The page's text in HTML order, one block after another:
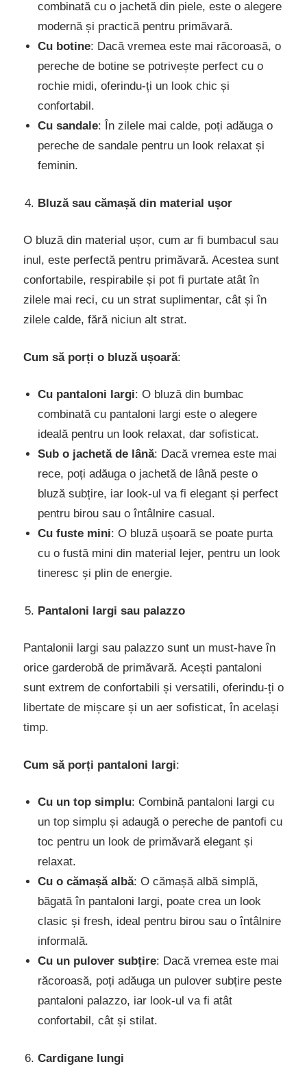
combinată cu o jachetă din piele, este o alegere
modernă și practică pentru primăvară.
Cu botine: Dacă vremea este mai răcoroasă, o
pereche de botine se potrivește perfect cu o
rochie midi, oferindu-ți un look chic și
confortabil.
Cu sandale: În zilele mai calde, poți adăuga o
pereche de sandale pentru un look relaxat și
feminin.
Bluză sau cămașă din material ușor
O bluză din material ușor, cum ar fi bumbacul sau
inul, este perfectă pentru primăvară. Acestea sunt
confortabile, respirabile și pot fi purtate atât în
zilele mai reci, cu un strat suplimentar, cât și în
zilele calde, fără niciun alt strat.
Cum să porți o bluză ușoară:
Cu pantaloni largi: O bluză din bumbac
combinată cu pantaloni largi este o alegere
ideală pentru un look relaxat, dar sofisticat.
Sub o jachetă de lână: Dacă vremea este mai
rece, poți adăuga o jachetă de lână peste o
bluză subțire, iar look-ul va fi elegant și perfect
pentru birou sau o întâlnire casual.
Cu fuste mini: O bluză ușoară se poate purta
cu o fustă mini din material lejer, pentru un look
tineresc și plin de energie.
Pantaloni largi sau palazzo
Pantalonii largi sau palazzo sunt un must-have în
orice garderobă de primăvară. Acești pantaloni
sunt extrem de confortabili și versatili, oferindu-ți o
libertate de mișcare și un aer sofisticat, în același
timp.
Cum să porți pantaloni largi:
Cu un top simplu: Combină pantaloni largi cu
un top simplu și adaugă o pereche de pantofi cu
toc pentru un look de primăvară elegant și
relaxat.
Cu o cămașă albă: O cămașă albă simplă,
băgată în pantaloni largi, poate crea un look
clasic și fresh, ideal pentru birou sau o întâlnire
informală.
Cu un pulover subțire: Dacă vremea este mai
răcoroasă, poți adăuga un pulover subțire peste
pantaloni palazzo, iar look-ul va fi atât
confortabil, cât și stilat.
Cardigane lungi